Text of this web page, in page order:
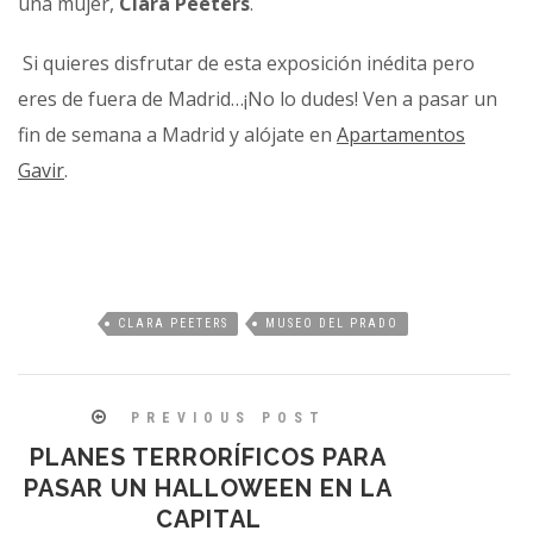
Si quieres disfrutar de esta exposición inédita pero
eres de fuera de Madrid…¡No lo dudes! Ven a pasar un
fin de semana a Madrid y alójate en Apartamentos
Gavir.
CLARA PEETERS MUSEO DEL PRADO
PREVIOUS POST
PLANES TERRORÍFICOS PARA
PASAR UN HALLOWEEN EN LA
CAPITAL